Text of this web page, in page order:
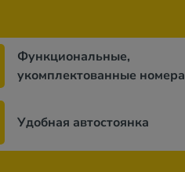
Функциональные,
укомплектованные номера
Удобная автостоянка